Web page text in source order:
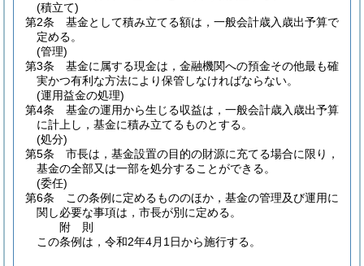
(積立て)
第2条
基金として積み立てる額は，一般会計歳入歳出予算で
定める。
(管理)
第3条
基金に属する現金は，金融機関への預金その他最も確
実かつ有利な方法により保管しなければならない。
(運用益金の処理)
第4条
基金の運用から生じる収益は，一般会計歳入歳出予算
に計上し，基金に積み立てるものとする。
(処分)
第5条
市長は，基金設置の目的の財源に充てる場合に限り，
基金の全部又は一部を処分することができる。
(委任)
第6条
この条例に定めるもののほか，基金の管理及び運用に
関し必要な事項は，市長が別に定める。
附 則
この条例は，令和2年4月1日から施行する。